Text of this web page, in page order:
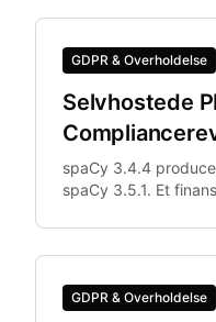
GDPR & Overholdelse
Selvhostede
spaCy 3.4.4
spaCy 3.5.1. Et
staging vs.
under GDPR Artikel
GDPR & Overholdelse